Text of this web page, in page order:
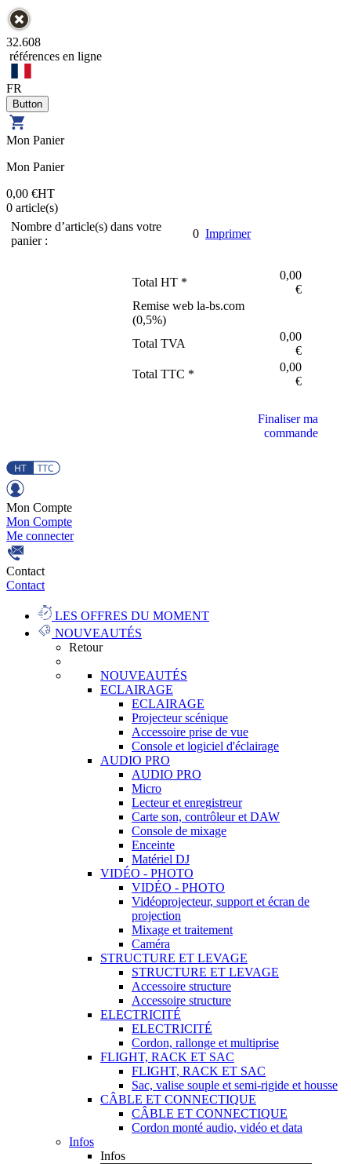
32.608
références en ligne
FR
Mon Panier
Mon Panier
0,00 €HT
0 article(s)
Nombre d’article(s) dans votre
panier :
0 Imprimer
Total HT *
0,00
€
Remise web la-bs.com
(0,5%)
Total TVA
0,00
€
Total TTC *
0,00
€
Finaliser ma
commande
Mon Compte
Mon Compte
Me connecter
Contact
Contact
LES OFFRES DU MOMENT
NOUVEAUTÉS
Retour
NOUVEAUTÉS
ECLAIRAGE
ECLAIRAGE
Projecteur scénique
Accessoire prise de vue
Console et logiciel d'éclairage
AUDIO PRO
AUDIO PRO
Micro
Lecteur et enregistreur
Carte son, contrôleur et DAW
Console de mixage
Enceinte
Matériel DJ
VIDÉO - PHOTO
VIDÉO - PHOTO
Vidéoprojecteur, support et écran de
projection
Mixage et traitement
Caméra
STRUCTURE ET LEVAGE
STRUCTURE ET LEVAGE
Accessoire structure
Accessoire structure
ELECTRICITÉ
ELECTRICITÉ
Cordon, rallonge et multiprise
FLIGHT, RACK ET SAC
FLIGHT, RACK ET SAC
Sac, valise souple et semi-rigide et housse
CÂBLE ET CONNECTIQUE
CÂBLE ET CONNECTIQUE
Cordon monté audio, vidéo et data
Infos
Infos